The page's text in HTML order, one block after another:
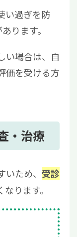
い過ぎを防
ります。
い場合は、自
価を受ける方
・治療
ため、 受診
ります。